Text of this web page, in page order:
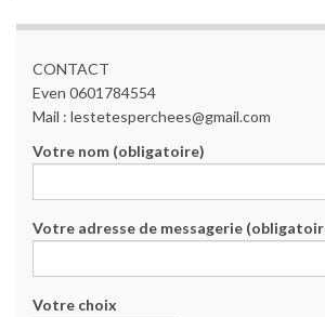
CONTACT
Even 0601784554
Mail : lestetesperchees@gmail.com
Votre nom (obligatoire)
Votre adresse de messagerie
Votre choix